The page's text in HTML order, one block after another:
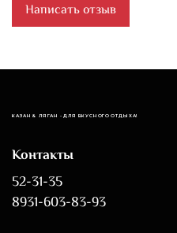
Написать отзыв
КАЗАН & ЛЯГАН - ДЛЯ ВКУСНОГО ОТДЫХА!
Контакты
52-31-35
8931-603-83-93